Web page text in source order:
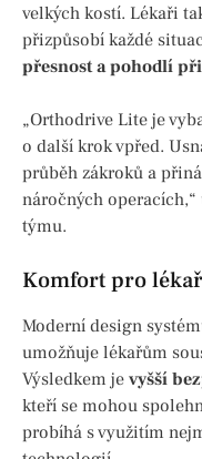
velkých kostí. Lékaři
přizpůsobí každé
přesnost a pohodlí
„Orthodrive Lite je
o další krok vpřed.
průběh zákroků a
náročných
týmu.
Komfort pro
Moderní design
umožňuje lékařům
Výsledkem je vyšší
kteří se mohou
probíhá s využitím